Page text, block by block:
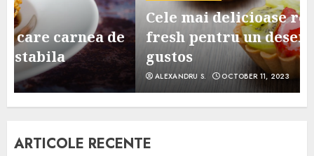
Cele mai delicioase retete de tarte
fresh pentru un desert sanatos si
gustos
ALEXANDRU S. OCTOBER 11, 2023
ARTICOLE RECENTE